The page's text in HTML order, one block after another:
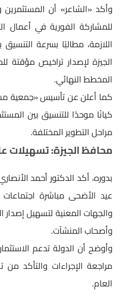
وأكد «الشاعر» أن
للمشاركة الفورية في أعمال
اللازمة، مطالبًا بسرعة
الجيزة لإصدار تراخيص مؤقتة
المخطط النهائي.
كما أعلن عن تأسيس «جمعية
كيانًا موحدًا للتنسيق بين
مراحل التطوير المختلفة.
محافظ الجيزة: تسهيلات
بدوره، أكد الدكتور أحمد
عيد الأضحى مباشرة
والجهات المعنية لتسهيل إصدار
وأصحاب المنشآت.
وأوضح أن الدولة تدعم
مراجعة الإجراءات والتأكد
العام.